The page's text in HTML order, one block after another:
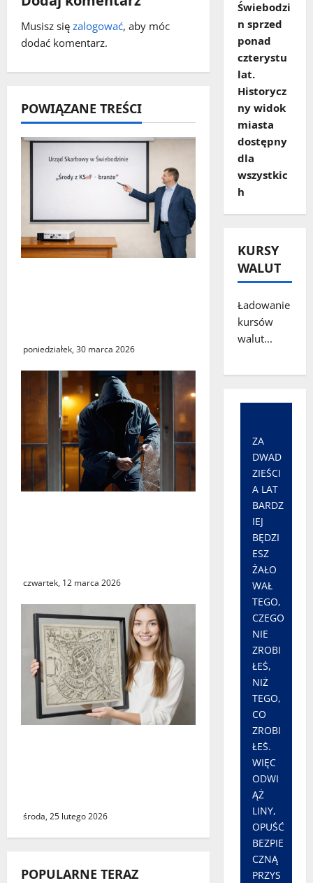
w
p
s
y
Musisz się zalogować, aby móc
dodać komentarz.
POWIĄZANE TREŚCI
poniedziałek, 30 marca 2026
czwartek, 12 marca 2026
środa, 25 lutego 2026
POPULARNE TERAZ
Świebodzi
n sprzed
ponad
czterystu
lat.
Historycz
ny widok
miasta
dostępny
dla
wszystkic
h
KURSY
WALUT
Ładowanie
kursów
walut...
ZA
DWAD
ZIEŚCI
A LAT
BARDZ
IEJ
BĘDZI
ESZ
ŻAŁO
WAŁ
TEGO,
CZEGO
NIE
ZROBI
ŁEŚ,
NIŻ
TEGO,
CO
ZROBI
ŁEŚ.
WIĘC
ODWI
ĄŻ
LINY,
OPUŚĆ
BEZPIE
CZNĄ
PRZYS